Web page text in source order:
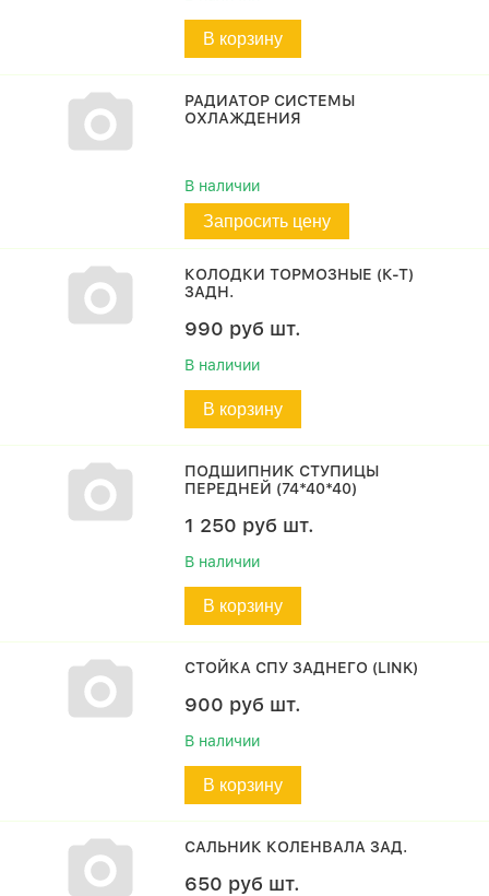
В корзину
РАДИАТОР СИСТЕМЫ
ОХЛАЖДЕНИЯ
В наличии
Запросить цену
КОЛОДКИ ТОРМОЗНЫЕ (К-Т)
ЗАДН.
990 руб шт.
В наличии
В корзину
ПОДШИПНИК СТУПИЦЫ
ПЕРЕДНЕЙ (74*40*40)
1 250 руб шт.
В наличии
В корзину
СТОЙКА СПУ ЗАДНЕГО (LINK)
900 руб шт.
В наличии
В корзину
САЛЬНИК КОЛЕНВАЛА ЗАД.
650 руб шт.